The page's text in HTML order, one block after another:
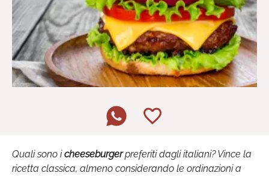
Quali sono icheeseburgerpreferiti dagli italiani? Vince la
ricetta classica, almeno considerando le ordinazioni a